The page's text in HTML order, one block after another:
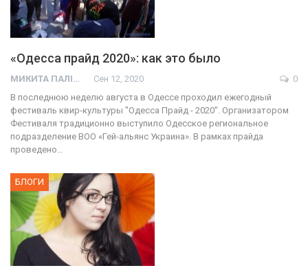
«Одесса прайд 2020»: как это было
МИКИТА ПАЛІЙ Сен 12, 2020
0
В последнюю неделю августа в Одессе проходил ежегодный
фестиваль квир-культуры "Одесса Прайд - 2020". Организатором
Фестиваля традиционно выступило Одесское региональное
подразделение ВОО «Гей-альянс Украина». В рамках прайда
проведено…
БЛОГИ